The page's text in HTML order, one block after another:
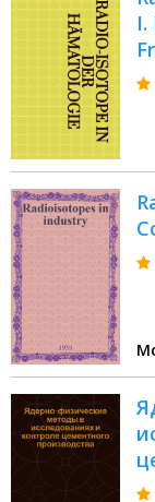
I.